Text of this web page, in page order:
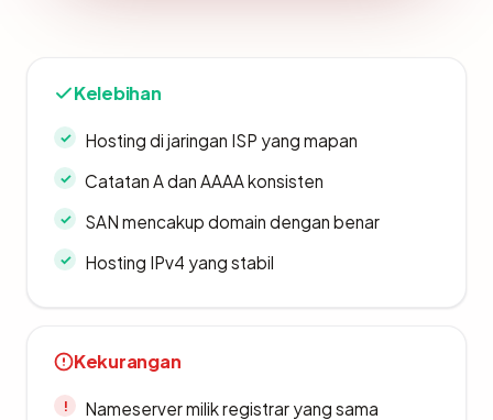
Kelebihan
Hosting di jaringan ISP yang mapan
Catatan A dan AAAA konsisten
SAN mencakup domain dengan benar
Hosting IPv4 yang stabil
Kekurangan
Nameserver milik registrar yang sama